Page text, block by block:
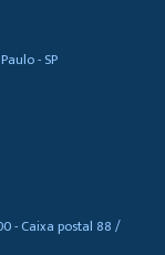
- SP
- Caixa postal 88 /